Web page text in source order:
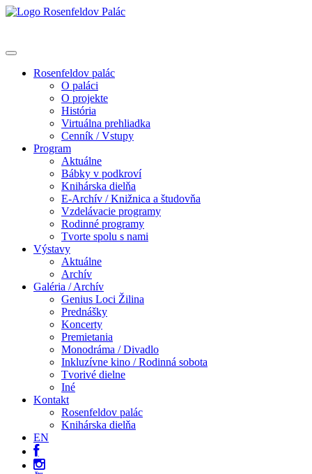
Rosenfeldov palác
O paláci
O projekte
História
Virtuálna prehliadka
Cenník / Vstupy
Program
Aktuálne
Bábky v podkroví
Knihárska dielňa
E-Archív / Knižnica a študovňa
Vzdelávacie programy
Rodinné programy
Tvorte spolu s nami
Výstavy
Aktuálne
Archív
Galéria / Archív
Genius Loci Žilina
Prednášky
Koncerty
Premietania
Monodráma / Divadlo
Inkluzívne kino / Rodinná sobota
Tvorivé dielne
Iné
Kontakt
Rosenfeldov palác
Knihárska dielňa
EN